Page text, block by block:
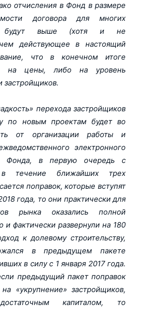
отчисления в Фонд в размере
договора для многих
будут выше (хотя и не
действующее в настоящий
что в конечном итоге
на цены, либо на уровень
застройщиков.
перехода застройщиков
по новым проектам будет во
от организации работы и
электронного
Фонда, в первую очередь с
в течение ближайших трех
поправок, которые вступят
года, то они практически для
рынка оказались полной
и фактически развернули на 180
к долевому строительству,
в предыдущем пакете
в силу с 1 января 2017 года.
предыдущий пакет поправок
«укрупнение» застройщиков,
капиталом, то